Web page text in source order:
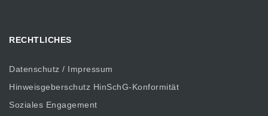
RECHTLICHES
Datenschutz / Impressum
Hinweisgeberschutz HinSchG-Konformität
Soziales Engagement